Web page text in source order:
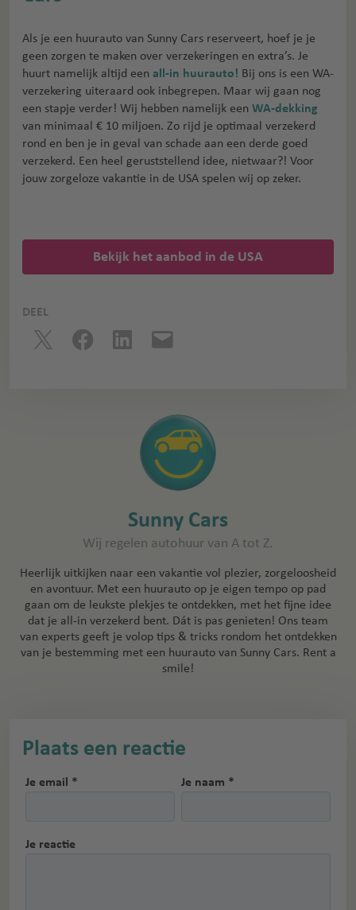
Als je een huurauto van Sunny Cars reserveert, hoef je je
geen zorgen te maken over verzekeringen en extra’s. Je
huurt namelijk altijd een all-in huurauto! Bij ons is een WA-
verzekering uiteraard ook inbegrepen. Maar wij gaan nog
een stapje verder! Wij hebben namelijk een WA-dekking
van minimaal € 10 miljoen. Zo rijd je optimaal verzekerd
rond en ben je in geval van schade aan een derde goed
verzekerd. Een heel geruststellend idee, nietwaar?! Voor
jouw zorgeloze vakantie in de USA spelen wij op zeker.
Bekijk het aanbod in de USA
DEEL
Sunny Cars
Wij regelen autohuur van A tot Z.
Heerlijk uitkijken naar een vakantie vol plezier, zorgeloosheid
en avontuur. Met een huurauto op je eigen tempo op pad
gaan om de leukste plekjes te ontdekken, met het fijne idee
dat je all-in verzekerd bent. Dát is pas genieten! Ons team
van experts geeft je volop tips & tricks rondom het ontdekken
van je bestemming met een huurauto van Sunny Cars. Rent a
smile!
Plaats een reactie
Je email * Je naam *
Je reactie